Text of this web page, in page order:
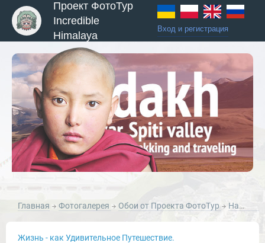
Проект ФотоТур
Incredible
Himalaya
Вход и регистрация
Главная Фотогалерея Обои от Проекта ФотоТур Натюрморты от Проекта ФотоТур
Жизнь - как Удивительное Путешествие.